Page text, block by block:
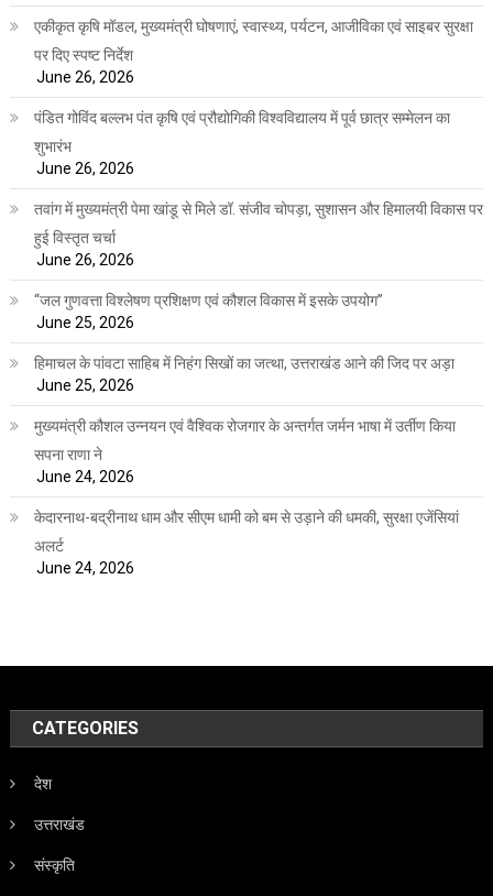
एकीकृत कृषि मॉडल, मुख्यमंत्री घोषणाएं, स्वास्थ्य, पर्यटन, आजीविका एवं साइबर सुरक्षा
पर दिए स्पष्ट निर्देश
June 26, 2026
पंडित गोविंद बल्लभ पंत कृषि एवं प्रौद्योगिकी विश्वविद्यालय में पूर्व छात्र सम्मेलन का
शुभारंभ
June 26, 2026
तवांग में मुख्यमंत्री पेमा खांडू से मिले डॉ. संजीव चोपड़ा, सुशासन और हिमालयी विकास पर
हुई विस्तृत चर्चा
June 26, 2026
“जल गुणवत्ता विश्लेषण प्रशिक्षण एवं कौशल विकास में इसके उपयोग”
June 25, 2026
हिमाचल के पांवटा साहिब में निहंग सिखों का जत्था, उत्तराखंड आने की जिद पर अड़ा
June 25, 2026
मुख्यमंत्री कौशल उन्नयन एवं वैश्विक रोजगार के अन्तर्गत जर्मन भाषा में उर्तीण किया
सपना राणा ने
June 24, 2026
केदारनाथ-बद्रीनाथ धाम और सीएम धामी को बम से उड़ाने की धमकी, सुरक्षा एजेंसियां
अलर्ट
June 24, 2026
CATEGORIES
देश
उत्तराखंड
संस्कृति